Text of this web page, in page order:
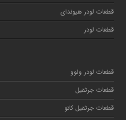
قطعات لودر هیوندای
قطعات لودر
قطعات لودر ولوو
قطعات جرثقیل
قطعات جرثقیل کاتو